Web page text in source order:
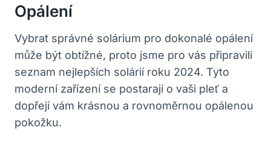
Opálení
Vybrat správné solárium pro dokonalé opálení
může být obtížné, proto jsme pro vás připravili
seznam nejlepších solárií roku 2024. Tyto
moderní zařízení se postarají o vaši pleť a
dopřejí vám krásnou a rovnoměrnou opálenou
pokožku.